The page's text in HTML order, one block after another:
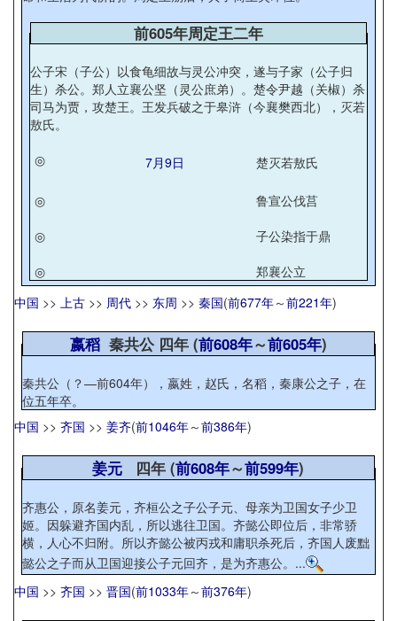
前605年周定王二年
公子宋（子公）以食龟细故与灵公冲突，遂与子家（公子归
生）杀公。郑人立襄公坚（灵公庶弟）。楚令尹越（关椒）杀
司马为贾，攻楚王。王发兵破之于皋浒（今襄樊西北），灭若
敖氏。
◎
7月9日 楚灭若敖氏
◎
鲁宣公伐莒
◎
子公染指于鼎
◎
郑襄公立
中国 >> 上古 >> 周代 >> 东周 >> 秦国(前677年～前221年)
嬴稻秦共公 四年 (前608年～前605年)
秦共公（？—前604年），嬴姓，赵氏，名稻，秦康公之子，在
位五年卒。
中国 >> 齐国 >> 姜齐(前1046年～前386年)
姜元 四年 (前608年～前599年)
齐惠公，原名姜元，齐桓公之子公子元、母亲为卫国女子少卫
姬。因躲避齐国内乱，所以逃往卫国。齐懿公即位后，非常骄
横，人心不归附。所以齐懿公被丙戎和庸职杀死后，齐国人废黜
懿公之子而从卫国迎接公子元回齐，是为齐惠公。...
中国 >> 齐国 >> 晋国(前1033年～前376年)